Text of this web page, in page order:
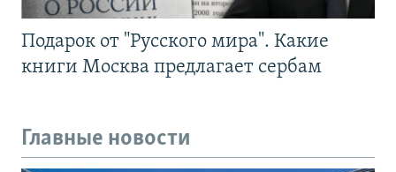
Подарок от "Русского мира". Какие
книги Москва предлагает сербам
Главные новости